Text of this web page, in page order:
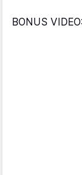
BONUS VIDEO: